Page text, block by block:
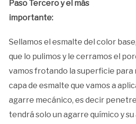
Paso Tercero y el más
importante:
Sellamos el esmalte del color
que lo pulimos y le cerramos el
vamos frotando la superficie para
capa de esmalte que vamos a
agarre mecánico, es decir
tendrá solo un agarre químico y